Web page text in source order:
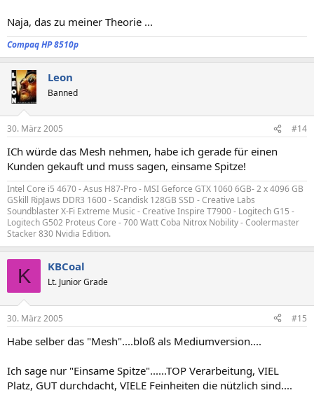
Naja, das zu meiner Theorie ...
Compaq HP 8510p
Leon
Banned
30. März 2005 #14
ICh würde das Mesh nehmen, habe ich gerade für einen
Kunden gekauft und muss sagen, einsame Spitze!
Intel Core i5 4670 - Asus H87-Pro - MSI Geforce GTX 1060 6GB- 2 x 4096 GB
GSkill RipJaws DDR3 1600 - Scandisk 128GB SSD - Creative Labs
Soundblaster X-Fi Extreme Music - Creative Inspire T7900 - Logitech G15 -
Logitech G502 Proteus Core - 700 Watt Coba Nitrox Nobility - Coolermaster
Stacker 830 Nvidia Edition.
K KBCoal
Lt. Junior Grade
30. März 2005 #15
Habe selber das "Mesh"....bloß als Mediumversion....
Ich sage nur "Einsame Spitze"......TOP Verarbeitung, VIEL
Platz, GUT durchdacht, VIELE Feinheiten die nützlich sind....